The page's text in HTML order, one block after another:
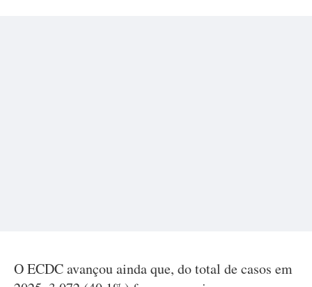
O ECDC avançou ainda que, do total de casos em